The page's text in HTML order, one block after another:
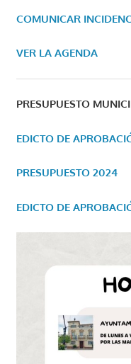
COMUNICAR
VER LA AGENDA
PRESUPUESTO
EDICTO DE
PRESUPUESTO 2024
EDICTO DE